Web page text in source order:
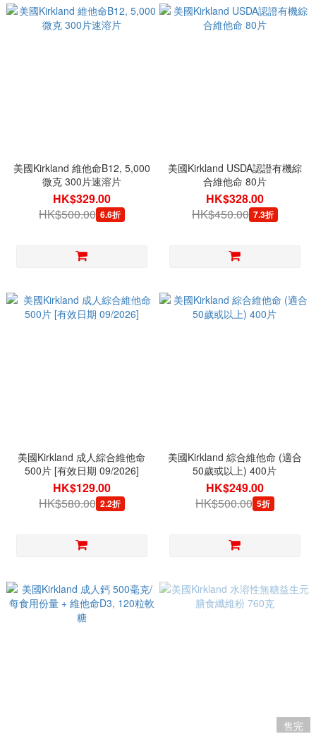
美國Kirkland 維他命B12, 5,000
微克 300片速溶片
HK$329.00
HK$500.00 6.6折
美國Kirkland USDA認證有機綜
合維他命 80片
HK$328.00
HK$450.00 7.3折
美國Kirkland 成人綜合維他命
500片 [有效日期 09/2026]
HK$129.00
HK$580.00 2.2折
美國Kirkland 綜合維他命 (適合
50歲或以上) 400片
HK$249.00
HK$500.00 5折
售完